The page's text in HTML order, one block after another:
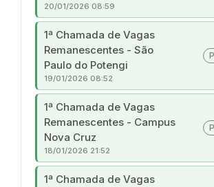
20/01/2026 08:59
1ª Chamada de Vagas
Remanescentes - São
Paulo do Potengi
19/01/2026 08:52
1ª Chamada de Vagas
Remanescentes - Campus
Nova Cruz
18/01/2026 21:52
1ª Chamada de Vagas